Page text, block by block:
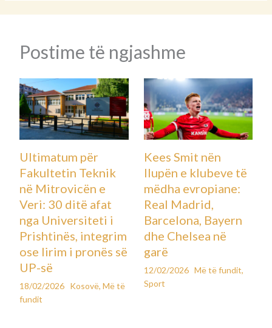
Postime të ngjashme
Ultimatum për
Fakultetin Teknik
në Mitrovicën e
Veri: 30 ditë afat
nga Universiteti i
Prishtinës, integrim
ose lirim i pronës së
UP-së
18/02/2026 Kosovë,Më të
fundit
Kees Smit nën
llupën e klubeve të
mëdha evropiane:
Real Madrid,
Barcelona, Bayern
dhe Chelsea në
garë
12/02/2026 Më të fundit,
Sport